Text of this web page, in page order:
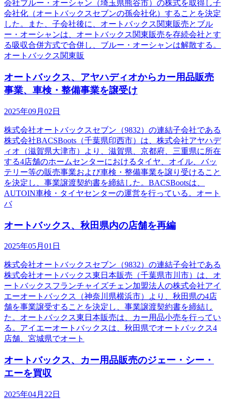
会社ブルー・オーシャン（埼玉県熊谷市）の株式を取得し子
会社化（オートバックスセブンの孫会社化）することを決定
した。また、子会社後に、オートバックス関東販売とブル
ー・オーシャンは、オートバックス関東販売を存続会社とす
る吸収合併方式で合併し、ブルー・オーシャンは解散する。
オートバックス関東販
オートバックス、アヤハディオからカー用品販売
事業、車検・整備事業を譲受け
2025年09月02日
株式会社オートバックスセブン（9832）の連結子会社である
株式会社BACSBoots（千葉県印西市）は、株式会社アヤハデ
ィオ（滋賀県大津市）より、滋賀県、京都府、三重県に所在
する4店舗のホームセンターにおけるタイヤ、オイル、バッ
テリー等の販売事業および車検・整備事業を譲り受けること
を決定し、事業譲渡契約書を締結した。BACSBootsは、
AUTOIN車検・タイヤセンターの運営を行っている。オート
バ
オートバックス、秋田県内の店舗を再編
2025年05月01日
株式会社オートバックスセブン（9832）の連結子会社である
株式会社オートバックス東日本販売（千葉県市川市）は、オ
ートバックスフランチャイズチェン加盟法人の株式会社アイ
エーオートバックス（神奈川県横浜市）より、秋田県の4店
舗を事業譲受することを決定し、事業譲渡契約書を締結し
た。オートバックス東日本販売は、カー用品小売を行ってい
る。アイエーオートバックスは、秋田県でオートバックス4
店舗、宮城県でオート
オートバックス、カー用品販売のジェー・シー・
エーを買収
2025年04月22日